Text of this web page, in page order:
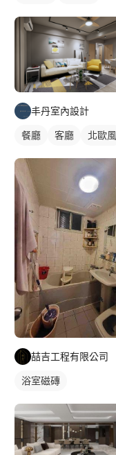
丰丹室內設計
餐廳 客廳 北歐風
喆吉工程有限公司
浴室磁磚